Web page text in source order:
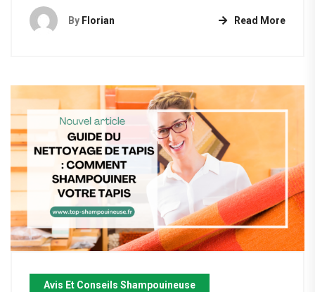
By Florian Read More
Avis Et Conseils Shampouineuse